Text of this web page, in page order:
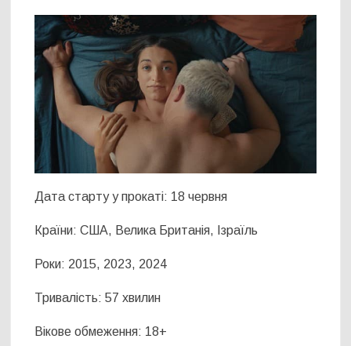
Дата старту у прокаті: 18 червня
Країни: США, Велика Британія, Ізраїль
Роки: 2015, 2023, 2024
Тривалість: 57 хвилин
Вікове обмеження: 18+